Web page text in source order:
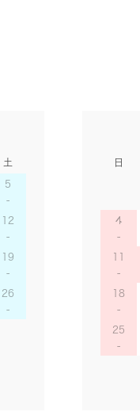
土
5
12
19
26
日
4
11
18
25